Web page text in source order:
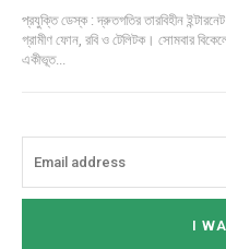
প্রযুক্তি ডেস্ক : দ্রুতগতির তারবিহীন
গ্রামীণ ফোন, রবি ও টেলিটক। সোমবার
একীভূত...
I